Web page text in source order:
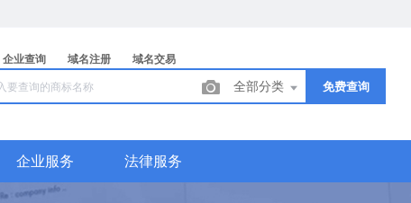
企业查询 域名注册 域名交易
全部分类 免费查询
企业服务 法律服务